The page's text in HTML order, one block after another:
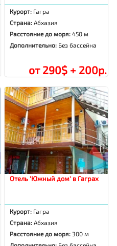
Курорт: Гагра
Страна:Абхазия
Расстояние до моря:450 м
Дополнительно: Без бассейна
от 290$ + 200р.
Отель 'Южный дом' в Гаграх
Курорт: Гагра
Страна:Абхазия
Расстояние до моря: 300 м